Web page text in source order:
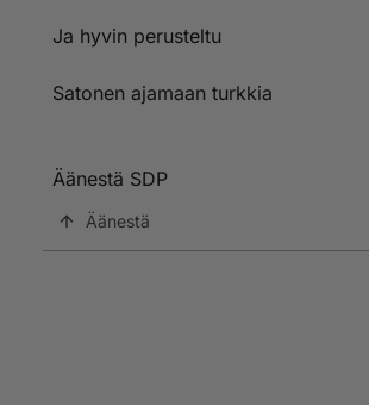
Ja hyvin perusteltu
Satonen ajamaan turkkia
Äänestä SDP
Äänestä